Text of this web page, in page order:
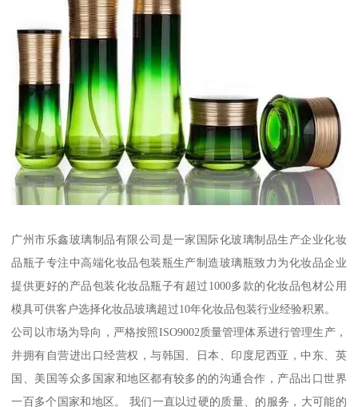
广州市乐鑫玻璃制品有限公司是一家国际化玻璃制品生产企业化妆
品瓶子专注中高端化妆品包装瓶生产制造玻璃瓶致力为化妆品企业
提供更好的产品包装化妆品瓶子有超过1000多款的化妆品包材公用
模具可供客户选择化妆品玻璃超过10年化妆品包装行业经验积累。
公司以市场为导向，严格按照ISO9002质量管理体系进行管理生产，
并拥有自营进出口经营权，与韩国、日本、印度尼西亚，中东、英
国、美国等众多国家和地区都有较多的的沟通合作，产品出口世界
一百多个国家和地区。 我们一直以过硬的质量、的服务，大可能的